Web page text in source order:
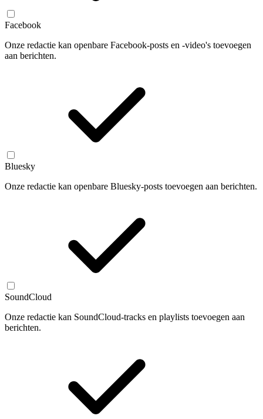
Facebook
Onze redactie kan openbare Facebook-posts en -video's toevoegen
aan berichten.
Bluesky
Onze redactie kan openbare Bluesky-posts toevoegen aan berichten.
SoundCloud
Onze redactie kan SoundCloud-tracks en playlists toevoegen aan
berichten.